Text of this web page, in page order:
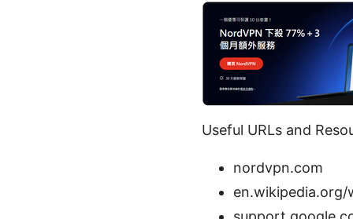
Useful URLs and
nordvpn.com